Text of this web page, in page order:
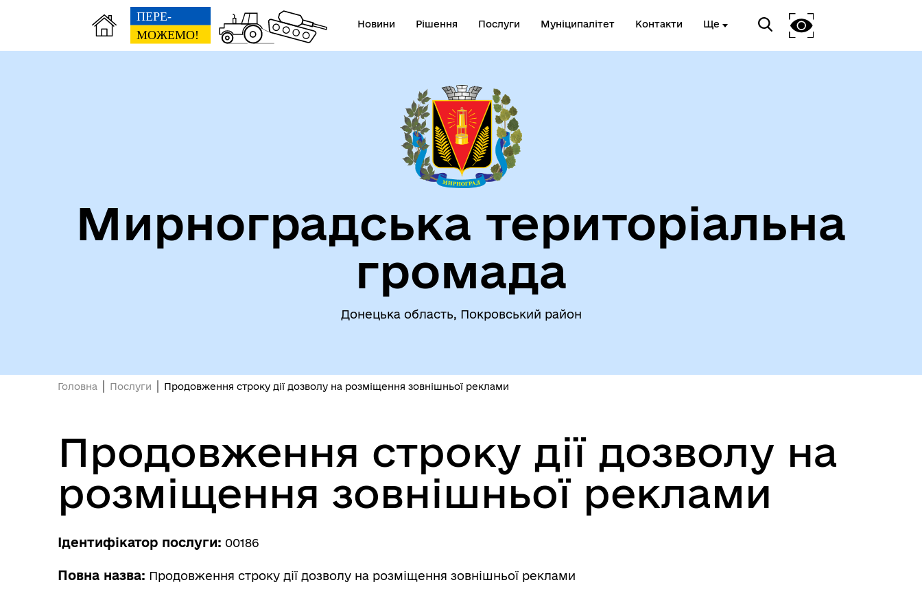
Новини Рішення Послуги Муніципалітет Контакти Ще
Стратегія розвитку громади
СТАТУТ МИРНОГРАДСЬКОЇ
МІСЬКОЇ ТЕРИТОРІАЛЬНОЇ
ГРОМАДИ
Фінанси
Мирноградська територіальна
громада
Донецька область, Покровський район
Головна Послуги Продовження строку дії дозволу на розміщення зовнішньої реклами
Продовження строку дії дозволу на
розміщення зовнішньої реклами
Ідентифікатор послуги: 00186
Повна назва: Продовження строку дії дозволу на розміщення зовнішньої реклами